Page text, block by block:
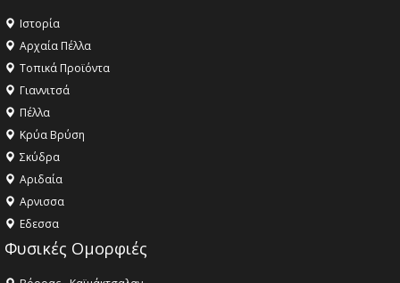
Ιστορία
Αρχαία Πέλλα
Τοπικά Προϊόντα
Γιαννιτσά
Πέλλα
Κρύα Βρύση
Σκύδρα
Αριδαία
Aρνισσα
Eδεσσα
Φυσικές Ομορφιές